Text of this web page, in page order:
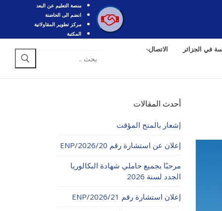
منصة التعليم عن البعد
انضم الى الحاضنة
مركز تطوير المقاولاتية
المكتبة
في الجزائر الاتصال
أحدث المقالات
إشعار بالمنح المؤقت
إعلان عن استشارة رقم 20/ENP/2026
مرحبًا بجميع حاملي شهادة البكالوريا
الجدد لسنة 2026
إعلان استشارة رقم 21/ENP/2026